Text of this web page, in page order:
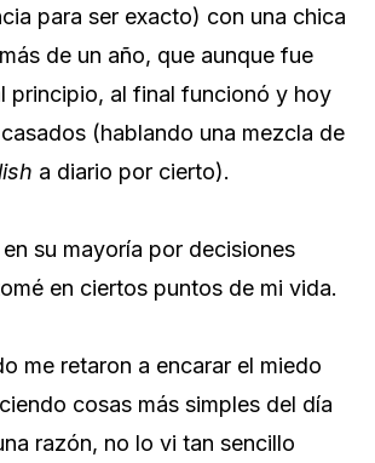
para ser exacto) con una chica
de un año, que aunque fue
principio, al final funcionó y hoy
(hablando una mezcla de
a diario por cierto).
su mayoría por decisiones
en ciertos puntos de mi vida.
me retaron a encarar el miedo
cosas más simples del día
razón, no lo vi tan sencillo